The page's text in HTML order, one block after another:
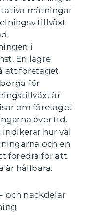
mätningar
tillväxt
i
En lägre
att företaget
för
är
om företaget
över tid.
hur väl
och en
föredra för att
är hållbara.
och nackdelar